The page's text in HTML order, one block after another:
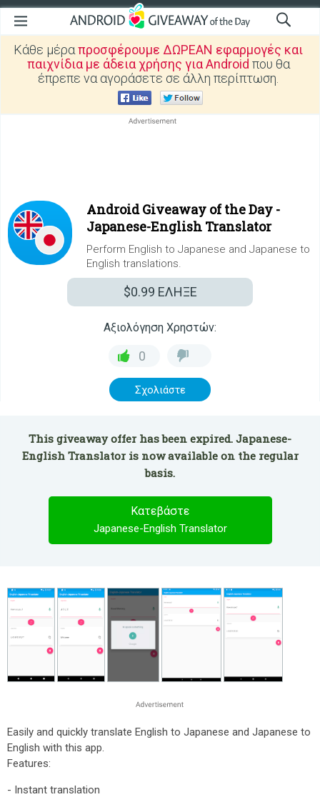
Κάθε μέραπροσφέρουμε ΔΩΡΕΑΝ εφαρμογές και
παιχνίδια με άδεια χρήσης για Android που θα
έπρεπε να αγοράσετε σε άλλη περίπτωση.
Android Giveaway of the Day -
Japanese-English Translator
Perform English to Japanese and Japanese to
English translations.
$0.99 ΕΛΗΞΕ
Αξιολόγηση Χρηστών:
0
Σχολιάστε
This giveaway offer has been expired. Japanese-
English Translator is now available on the regular
basis.
Κατεβάστε
Japanese-English Translator
Easily and quickly translate English to Japanese and Japanese to
English with this app.
Features:
- Instant translation